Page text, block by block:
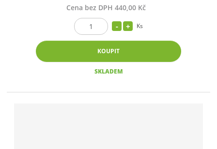
Cena bez DPH 440,00 Kč
Ks
KOUPIT
SKLADEM